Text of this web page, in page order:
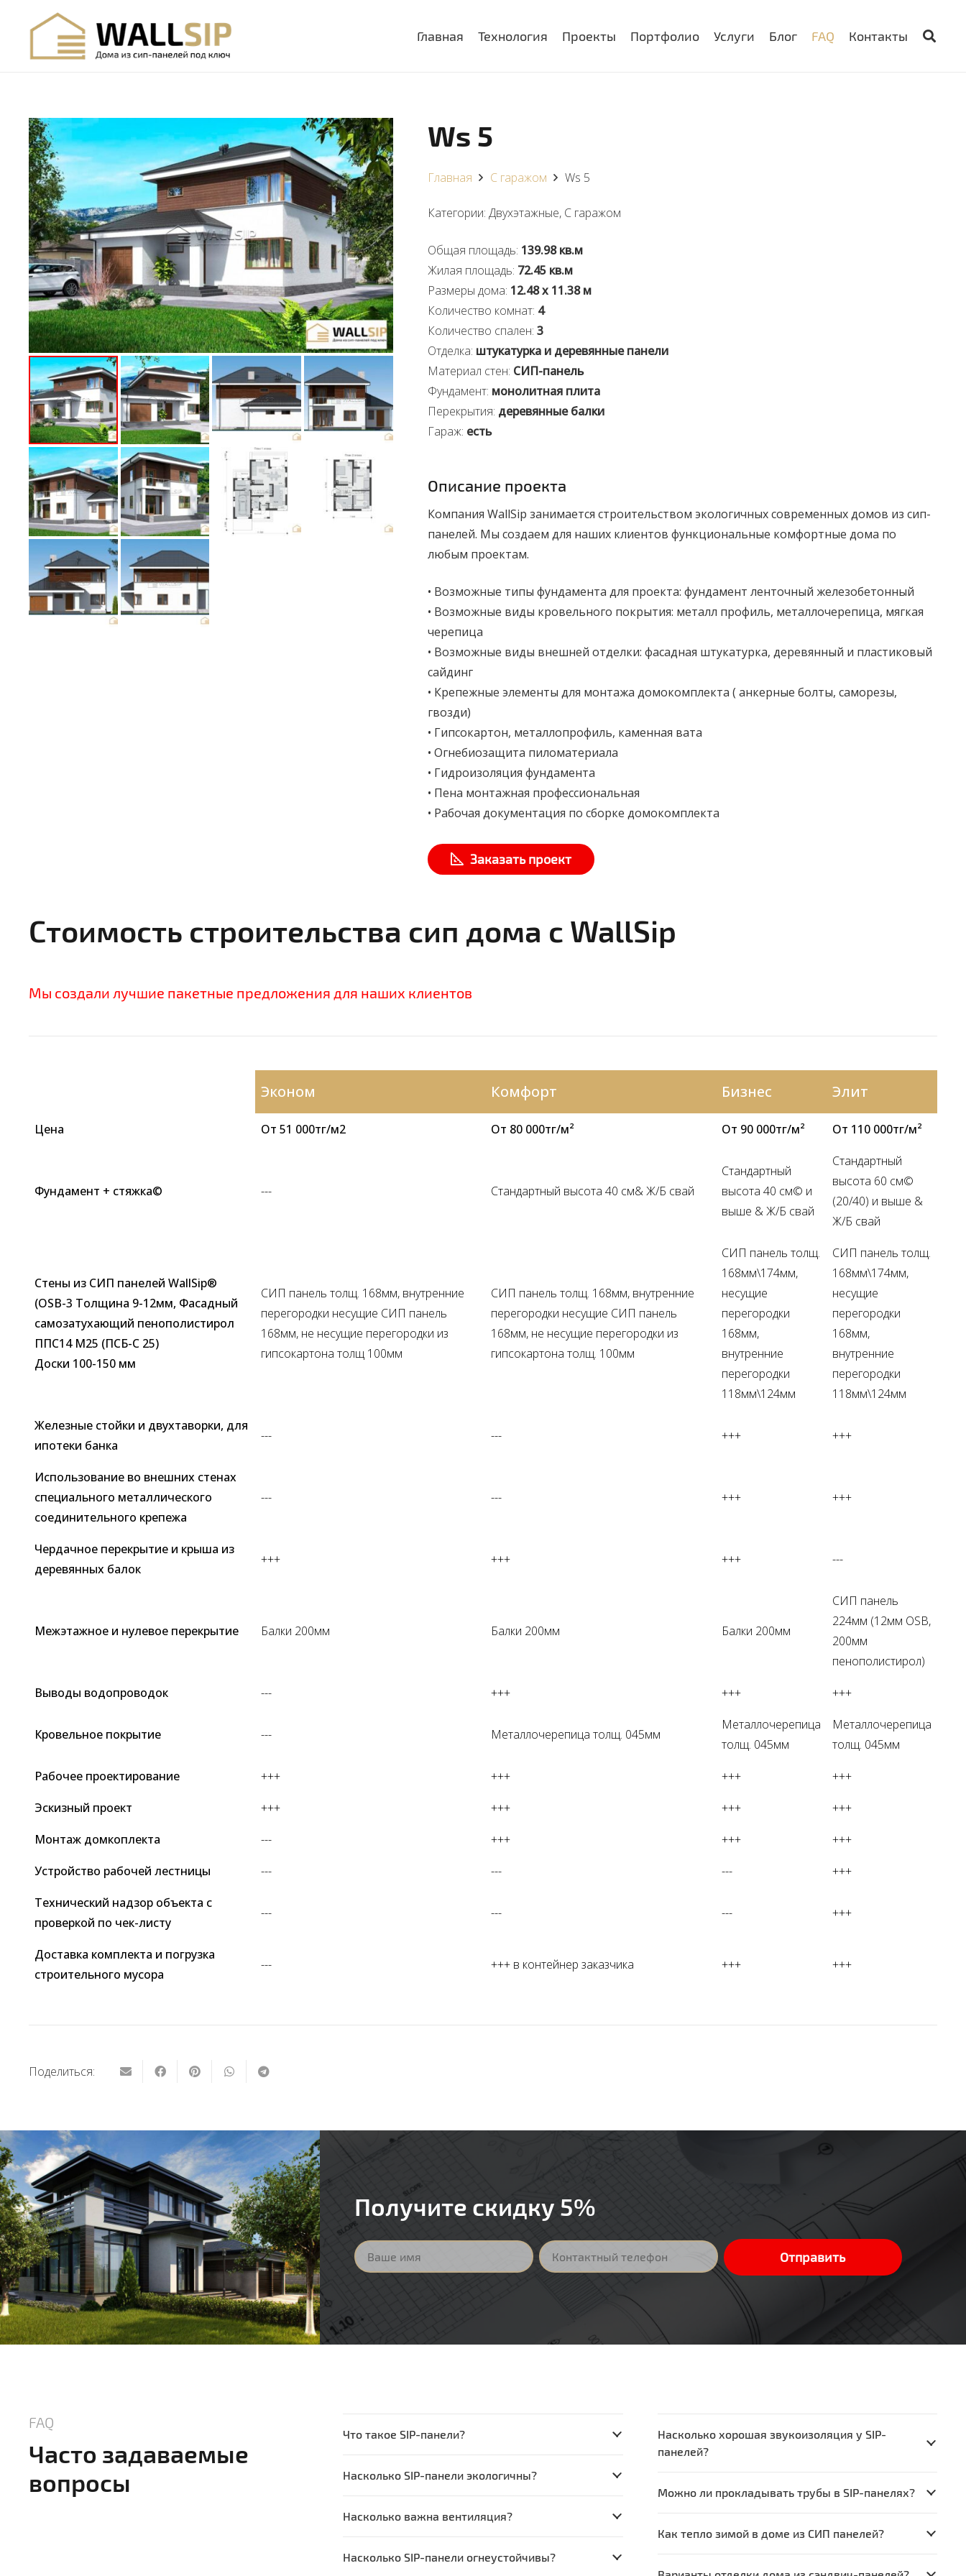
Главная Технология Проекты Портфолио Услуги Блог FAQ Контакты
Ws 5
Главная С гаражом Ws 5
Категории: Двухэтажные, С гаражом
Общая площадь: 139.98 кв.м
Жилая площадь: 72.45 кв.м
Размеры дома: 12.48 x 11.38 м
Количество комнат: 4
Количество спален: 3
Отделка: штукатурка и деревянные панели
Материал стен: СИП-панель
Фундамент: монолитная плита
Перекрытия: деревянные балки
Гараж: есть
Описание проекта
Компания WallSip занимается строительством экологичных современных домов из сип-
панелей. Мы создаем для наших клиентов функциональные комфортные дома по
любым проектам.
• Возможные типы фундамента для проекта: фундамент ленточный железобетонный
• Возможные виды кровельного покрытия: металл профиль, металлочерепица, мягкая
черепица
• Возможные виды внешней отделки: фасадная штукатурка, деревянный и пластиковый
сайдинг
• Крепежные элементы для монтажа домокомплекта ( анкерные болты, саморезы,
гвозди)
• Гипсокартон, металлопрофиль, каменная вата
• Огнебиозащита пиломатериала
• Гидроизоляция фундамента
• Пена монтажная профессиональная
• Рабочая документация по сборке домокомплекта
Заказать проект
Стоимость строительства сип дома с WallSip
Мы создали лучшие пакетные предложения для наших клиентов
Эконом Комфорт Бизнес Элит
Цена От 51 000тг/м2 От 80 000тг/м² От 90 000тг/м² От 110 000тг/м²
Фундамент + стяжка© --- Стандартный высота 40 см& Ж/Б свай
Стандартный
высота 40 см© и
выше & Ж/Б свай
Стандартный
высота 60 см©
(20/40) и выше &
Ж/Б свай
Стены из СИП панелей WallSip®
(OSB-3 Толщина 9-12мм, Фасадный
самозатухающий пенополистирол
ППС14 М25 (ПСБ-С 25)
Доски 100-150 мм
СИП панель толщ. 168мм, внутренние
перегородки несущие СИП панель
168мм, не несущие перегородки из
гипсокартона толщ 100мм
СИП панель толщ. 168мм, внутренние
перегородки несущие СИП панель
168мм, не несущие перегородки из
гипсокартона толщ. 100мм
СИП панель толщ.
168мм\174мм,
несущие
перегородки
168мм,
внутренние
перегородки
118мм\124мм
СИП панель толщ.
168мм\174мм,
несущие
перегородки
168мм,
внутренние
перегородки
118мм\124мм
Железные стойки и двухтаворки, для
ипотеки банка
--- --- +++ +++
Использование во внешних стенах
специального металлического
соединительного крепежа
--- --- +++ +++
Чердачное перекрытие и крыша из
деревянных балок
+++ +++ +++ ---
Межэтажное и нулевое перекрытие Балки 200мм Балки 200мм Балки 200мм
СИП панель
224мм (12мм OSB,
200мм
пенополистирол)
Выводы водопроводок
--- +++ +++ +++
Кровельное покрытие --- Металлочерепица толщ. 045мм
Металлочерепица
толщ. 045мм
Металлочерепица
толщ. 045мм
Рабочее проектирование
+++ +++ +++
+++
Эскизный проект
+++ +++ +++
+++
Монтаж домкоплекта
--- +++ +++
+++
Устройство рабочей лестницы
--- --- ---
+++
Технический надзор объекта с
проверкой по чек-листу
--- --- --- +++
Доставка комплекта и погрузка
строительного мусора
--- +++ в контейнер заказчика +++ +++
Поделиться:
Получите скидку 5%
FAQ
Часто задаваемые
вопросы
Что такое SIP-панели?
Насколько SIP-панели экологичны?
Насколько важна вентиляция?
Насколько SIP-панели огнеустойчивы?
Насколько хорошая звукоизоляция у SIP-
панелей?
Можно ли прокладывать трубы в SIP-панелях?
Как тепло зимой в доме из СИП панелей?